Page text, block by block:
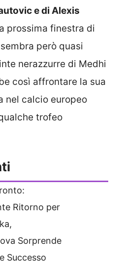
e di Alexis
prossima finestra di
però quasi
nerazzurre di Medhi
così affrontare la sua
nel calcio europeo
trofeo
Ritorno per
Sorprende
Successo